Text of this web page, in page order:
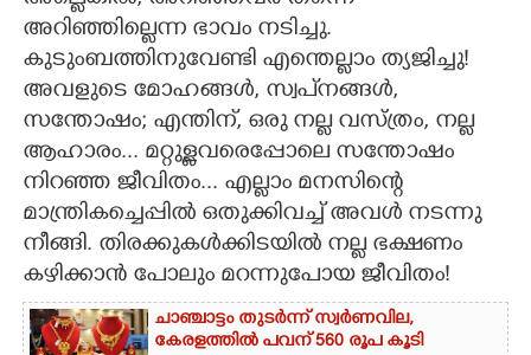
LITERATURE
ZOOM
CONTACT US
അറിഞ്ഞില്ലെന്ന ഭാവം നടിച്ചു.
കുടുംബത്തിനുവേണ്ടി എന്തെല്ലാം ത്യജിച്ചു!
അവളുടെ മോഹങ്ങൾ, സ്വപ്‌നങ്ങൾ,
സന്തോഷം; എന്തിന്,​ ഒരു നല്ല വസ്ത്രം,​ നല്ല
ആഹാരം... മറ്റുള്ളവരെപ്പോലെ സന്തോഷം
നിറഞ്ഞ ജീവിതം... എല്ലാം മനസിന്റെ
മാന്ത്രികച്ചെപ്പിൽ ഒതുക്കിവച്ച് അവൾ നടന്നു
നീങ്ങി. തിരക്കുകൾക്കിടയിൽ നല്ല ഭക്ഷണം
കഴിക്കാൻ പോലും മറന്നുപോയ ജീവിതം!
ചാഞ്ചാട്ടം തുടർന്ന് സ്വർണവില,
കേരളത്തിൽ പവന് 560 രൂപ കൂടി